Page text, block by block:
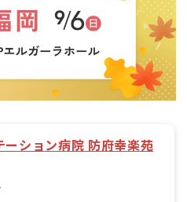
ーション病院 防府幸楽苑